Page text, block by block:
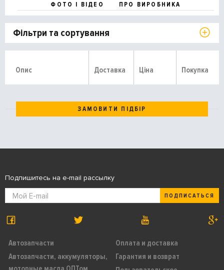
ФОТО І ВІДЕО
ПРО ВИРОБНИКА
Фільтри та сортування
Опис Доставка Ціна Покупка
ЗАМОВИТИ ПІДБІР
Автозапчасти
Автозапчасти, аккумуляторы,
Оплата и доставка
Гарантия и возврат
Подпишитесь на e-mail рассылку
ПОДПИСАТЬСЯ